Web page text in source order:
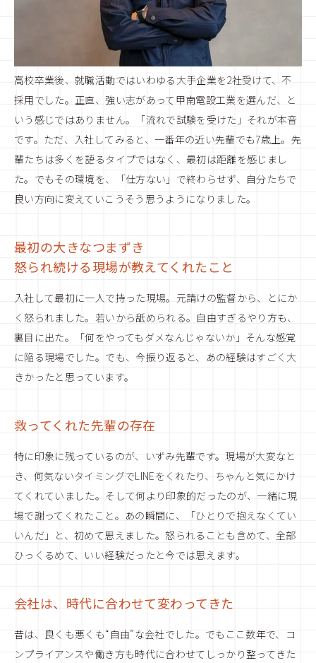
高校卒業後、就職活動ではいわゆる大手企業を2社受けて、不
採用でした。正直、強い志があって甲南電設工業を選んだ、と
いう感じではありません。「流れで試験を受けた」それが本音
です。ただ、入社してみると、一番年の近い先輩でも7歳上。先
輩たちは多くを語るタイプではなく、最初は距離を感じまし
た。でもその環境を、「仕方ない」で終わらせず、自分たちで
良い方向に変えていこうそう思うようになりました。
最初の大きなつまずき
怒られ続ける現場が教えてくれたこと
入社して最初に一人で持った現場。元請けの監督から、とにか
く怒られました。若いから舐められる。自由すぎるやり方も、
裏目に出た。「何をやってもダメなんじゃないか」そんな感覚
に陥る現場でした。でも、今振り返ると、あの経験はすごく大
きかったと思っています。
救ってくれた先輩の存在
特に印象に残っているのが、いずみ先輩です。現場が大変なと
き、何気ないタイミングでLINEをくれたり、ちゃんと気にかけ
てくれていました。そして何より印象的だったのが、一緒に現
場で謝ってくれたこと。あの瞬間に、「ひとりで抱えなくてい
いんだ」と、初めて思えました。怒られることも含めて、全部
ひっくるめて、いい経験だったと今では思えます。
会社は、時代に合わせて変わってきた
昔は、良くも悪くも“自由”な会社でした。でもここ数年で、コ
ンプライアンスや働き方も時代に合わせてしっかり整ってきた